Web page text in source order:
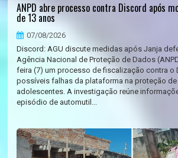
ANPD abre processo contra Discord após
de 13 anos
07/08/2026
Discord: AGU discute medidas após Janja
Agência Nacional de Proteção de Dados
feira (7) um processo de fiscalização contra o
possíveis falhas da plataforma na proteção de
adolescentes. A investigação reúne
episódio de automutil...